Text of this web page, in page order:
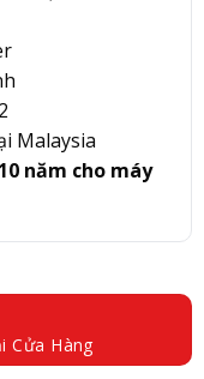
Malaysia
năm cho máy
Cửa Hàng